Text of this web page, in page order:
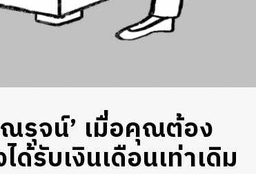
ณรุจน์’ เมื่อคุณต้อง
รับเงินเดือนเท่าเดิม